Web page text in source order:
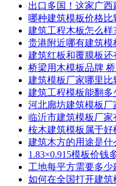
出口多国！这家广
哪种建筑模板价格
建筑工程木板怎么样
贵港附近哪有建筑模
建筑红板和覆膜板
桥梁用木模板品牌
建筑模板厂家哪里比
建筑工程模板能翻
河北廊坊建筑模板厂
临沂市建筑模板厂家
桉木建筑模板属于好
建筑木方的用途是什
1.83×0.915模板价钱
工地每平方需要多
如何在全国打开建筑